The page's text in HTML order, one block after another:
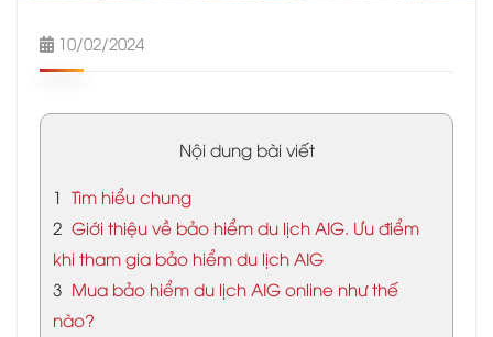
10/02/2024
Nội dung bài viết
1 Tìm hiểu chung
2 Giới thiệu về bảo hiểm du lịch AIG. Ưu điểm
khi tham gia bảo hiểm du lịch AIG
3 Mua bảo hiểm du lịch AIG online như thế
nào?